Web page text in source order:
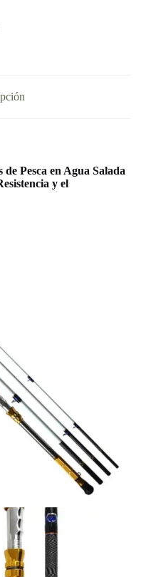
Pesca en Agua Salada
y el